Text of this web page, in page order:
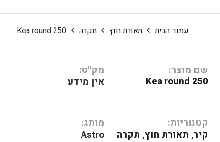
עמוד הבית תאורת חוץ תקרה Kea round 250
שם מוצר:
Kea round 250
מק"ט:
אין מידע
קטגוריות:
קיר, תאורת חוץ, תקרה
מותג:
Astro